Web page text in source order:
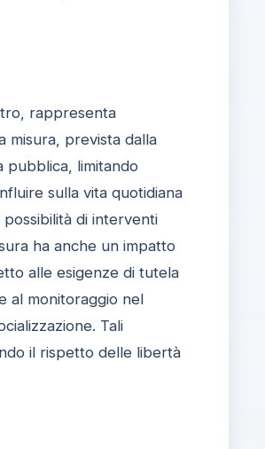
rappresenta
misura, prevista dalla
pubblica, limitando
sulla vita quotidiana
di interventi
ha anche un impatto
alle esigenze di tutela
al monitoraggio nel
Tali
il rispetto delle libertà